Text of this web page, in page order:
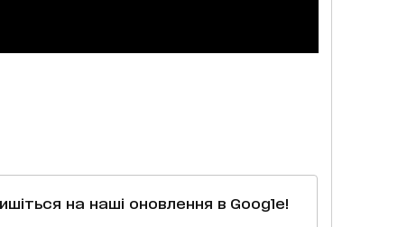
на наші оновлення в Google!